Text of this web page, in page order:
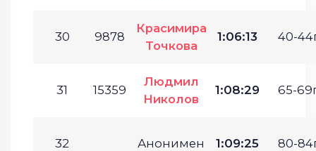
30 9878
Красимира
Точкова
1:06:13 40-
31 15359
Людмил
Николов
1:08:29 65-
32 Анонимен 1:09:25 80-